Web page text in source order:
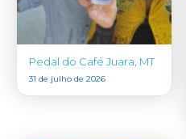
Pedal do Café Juara, MT
31 de julho de 2026